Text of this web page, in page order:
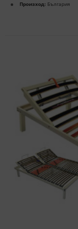
Произход: България